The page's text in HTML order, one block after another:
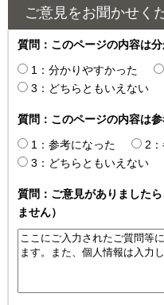
ご意見をお聞かせく
質問：このページの内容は
1：分かりやすかった
3：どちらともいえない
質問：このページの内容は
1：参考になった
2
3：どちらともいえない
質問：ご意見がありました
ません）